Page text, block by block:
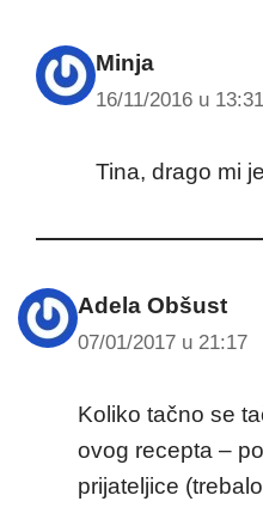
Minja
16/11/2016 u 13:31
Tina, drago mi
Adela Obšust
07/01/2017 u 21:17
Koliko tačno se
ovog recepta –
prijateljice